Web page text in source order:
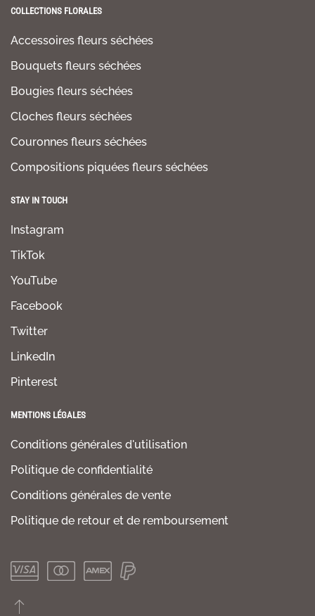
COLLECTIONS FLORALES
Accessoires fleurs séchées
Bouquets fleurs séchées
Bougies fleurs séchées
Cloches fleurs séchées
Couronnes fleurs séchées
Compositions piquées fleurs séchées
STAY IN TOUCH
Instagram
TikTok
YouTube
Facebook
Twitter
LinkedIn
Pinterest
MENTIONS LÉGALES
Conditions générales d'utilisation
Politique de confidentialité
Conditions générales de vente
Politique de retour et de remboursement